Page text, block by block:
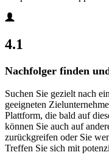
4.1
Nachfolger finden
Suchen Sie gezielt nach
geeigneten
Plattform, die bald auf
können Sie auch auf
zurückgreifen oder Sie
Treffen Sie sich mit